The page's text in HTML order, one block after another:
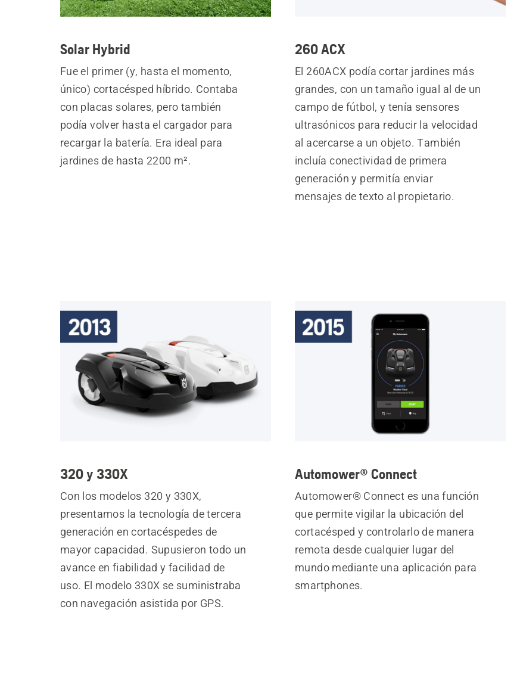
Solar Hybrid
Fue el primer (y, hasta el momento,
único) cortacésped híbrido. Contaba
con placas solares, pero también
podía volver hasta el cargador para
recargar la batería. Era ideal para
jardines de hasta 2200 m².
260 ACX
El 260ACX podía cortar jardines más
grandes, con un tamaño igual al de un
campo de fútbol, y tenía sensores
ultrasónicos para reducir la velocidad
al acercarse a un objeto. También
incluía conectividad de primera
generación y permitía enviar
mensajes de texto al propietario.
320 y 330X
Con los modelos 320 y 330X,
presentamos la tecnología de tercera
generación en cortacéspedes de
mayor capacidad. Supusieron todo un
avance en fiabilidad y facilidad de
uso. El modelo 330X se suministraba
con navegación asistida por GPS.
Automower® Connect
Automower® Connect es una función
que permite vigilar la ubicación del
cortacésped y controlarlo de manera
remota desde cualquier lugar del
mundo mediante una aplicación para
smartphones.